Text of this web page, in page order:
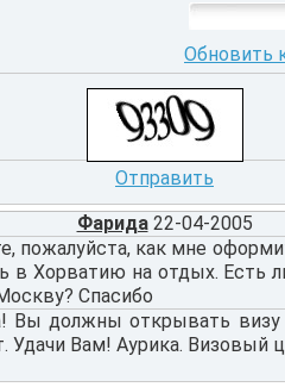
Обновить
Отправить
Фарида 22-04-2005
пожалуйста, как мне
в Хорватию на отдых. Есть
Спасибо
Вы должны открывать
Удачи Вам! Аурика. Визовый